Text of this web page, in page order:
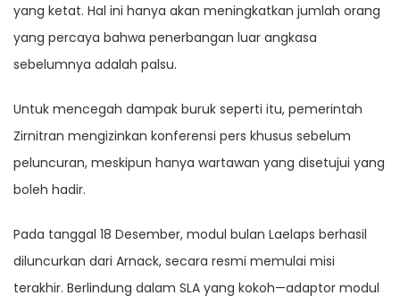
yang ketat. Hal ini hanya akan meningkatkan jumlah orang
yang percaya bahwa penerbangan luar angkasa
sebelumnya adalah palsu.
Untuk mencegah dampak buruk seperti itu, pemerintah
Zirnitran mengizinkan konferensi pers khusus sebelum
peluncuran, meskipun hanya wartawan yang disetujui yang
boleh hadir.
Pada tanggal 18 Desember, modul bulan Laelaps berhasil
diluncurkan dari Arnack, secara resmi memulai misi
terakhir. Berlindung dalam SLA yang kokoh—adaptor modul